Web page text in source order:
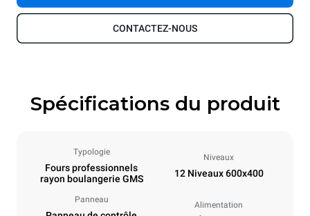
CONTACTEZ-NOUS
Spécifications du produit
Typologie
Fours professionnels
rayon boulangerie GMS
Niveaux
12 Niveaux 600x400
Panneau
Alimentation